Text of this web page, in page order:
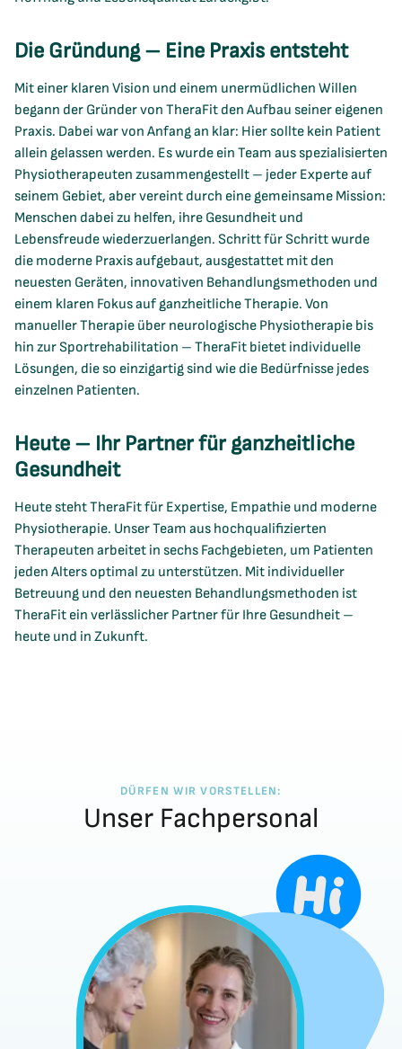
Die Gründung – Eine Praxis entsteht
Mit einer klaren Vision und einem unermüdlichen Willen
begann der Gründer von TheraFit den Aufbau seiner eigenen
Praxis. Dabei war von Anfang an klar: Hier sollte kein Patient
allein gelassen werden. Es wurde ein Team aus spezialisierten
Physiotherapeuten zusammengestellt – jeder Experte auf
seinem Gebiet, aber vereint durch eine gemeinsame Mission:
Menschen dabei zu helfen, ihre Gesundheit und
Lebensfreude wiederzuerlangen. Schritt für Schritt wurde
die moderne Praxis aufgebaut, ausgestattet mit den
neuesten Geräten, innovativen Behandlungsmethoden und
einem klaren Fokus auf ganzheitliche Therapie. Von
manueller Therapie über neurologische Physiotherapie bis
hin zur Sportrehabilitation – TheraFit bietet individuelle
Lösungen, die so einzigartig sind wie die Bedürfnisse jedes
einzelnen Patienten.
Heute – Ihr Partner für ganzheitliche
Gesundheit
Heute steht TheraFit für Expertise, Empathie und moderne
Physiotherapie. Unser Team aus hochqualifizierten
Therapeuten arbeitet in sechs Fachgebieten, um Patienten
jeden Alters optimal zu unterstützen. Mit individueller
Betreuung und den neuesten Behandlungsmethoden ist
TheraFit ein verlässlicher Partner für Ihre Gesundheit –
heute und in Zukunft.
DÜRFEN WIR VORSTELLEN:
Unser Fachpersonal